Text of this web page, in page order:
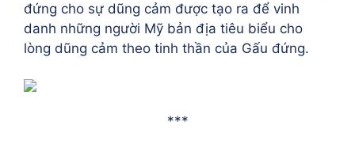
đứng cho sự dũng cảm được tạo ra để vinh
danh những người Mỹ bản địa tiêu biểu cho
lòng dũng cảm theo tinh thần của Gấu đứng.
***